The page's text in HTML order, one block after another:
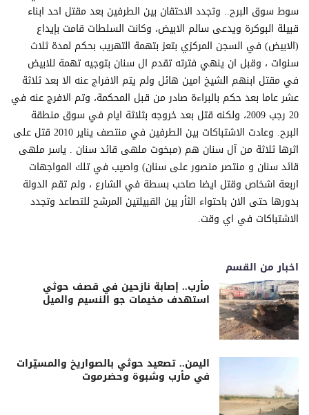
سوط سوق البرح.. وتجدد الاحتقان بين الطرفين بعد مقتل احد ابناء
قبيلة البوكرة ويدعى سالم الابيض، وكانت السلطات قامت بإيداع
(الابيض) في السجن المركزي بتعز بتهمة التهريب بحكم لمدة ثلاث
سنوات ، وقبل ان ينهي فترته تقدم ال سنان بتوجيه تهمة للابيض
في مقتل ابنهم الشيخ امين هائل ولم يتم الافراج عنه الا بعد ثلاثة
عشر عاما بعد حكم بالبراءة صادر من قبل المحكمة، وتم الافرج عنه في
20 رجب 2009، ولكنه قتل بعد خروجه بثلاثة ايام في سوق منطقة
البرح. وعادت الاشتباكات بين الطرفين في منتصف يناير 2010 قتل على
اثرها ثلاثة من آل سنان هم (مبخوت ملهى قائد سنان . ياسر ملهى
قائد سنان و منتصر منصور على سنان) واصيب في تلك المواجهات
اربعة اشخاص وقتل ايضا صاحب بسطة في الشارع ، ولم تقم الدولة
بدورها حتى الان باحتواء الثأر بين القبيلتين المرشح للتصاعد وتجدد
الاشتباكات في اي وقت.
اخبار من القسم
مأرب.. إصابة نازحين في قصف حوثي
استهدف مخيمات جو النسيم والميل
اليمن.. تصعيد حوثي بالصواريخ والمسيّرات
في مأرب وشبوة وحضرموت